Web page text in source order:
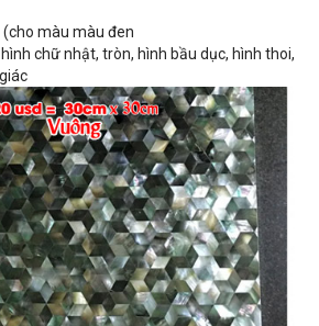
màu màu đen
chữ nhật, tròn, hình bầu dục, hình thoi,